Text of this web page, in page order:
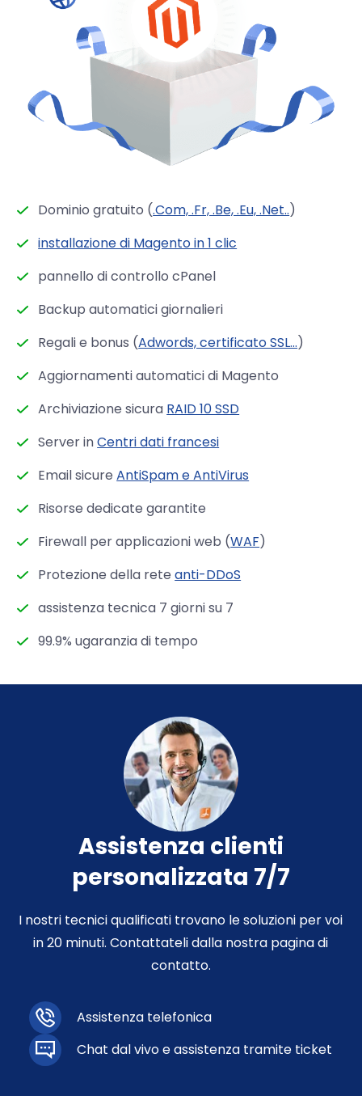
Dominio gratuito (.Com, .Fr, .Be, .Eu, .Net..)
installazione di Magento in 1 clic
pannello di controllo cPanel
Backup automatici giornalieri
Regali e bonus (Adwords, certificato SSL...)
Aggiornamenti automatici di Magento
Archiviazione sicura RAID 10 SSD
Server inCentri dati francesi
Email sicureAntiSpam e AntiVirus
Risorse dedicate garantite
Firewall per applicazioni web (WAF)
Protezione della reteanti-DDoS
assistenza tecnica 7 giorni su 7
99.9% ugaranzia di tempo
Assistenza clienti
personalizzata 7/7
I nostri tecnici qualificati trovano le soluzioni per voi
in 20 minuti. Contattateli dalla nostra pagina di
contatto.
Assistenza telefonica
Chat dal vivo e assistenza tramite ticket